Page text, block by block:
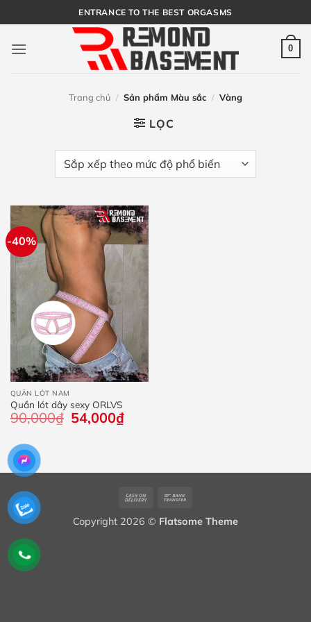
qua
nội
ENTRANCE TO THE BEST ORGASMS
0
Trang chủ / Sản phẩm Màu sắc / Vàng
LỌC
-40%
QUẦN LÓT NAM
Quần lót dây sexy ORLVS
90,000₫ Giá
gốc
54,000₫Giá
hiện
Cash
Delivery
Copyright 2026 © Flatsome Theme